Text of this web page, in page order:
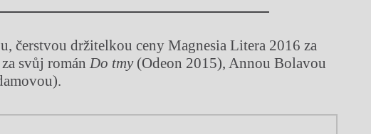
čerstvou držitelkou ceny Magnesia Litera 2016 za
svůj román Do tmy(Odeon 2015), Annou Bolavou